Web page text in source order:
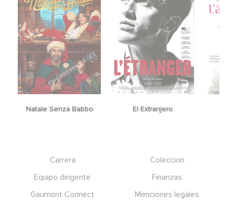
Natale Senza Babbo El Extranjero
Carrera
Coleccion
Equipo dirigente
Finanzas
Gaumont Connect
Menciones legales